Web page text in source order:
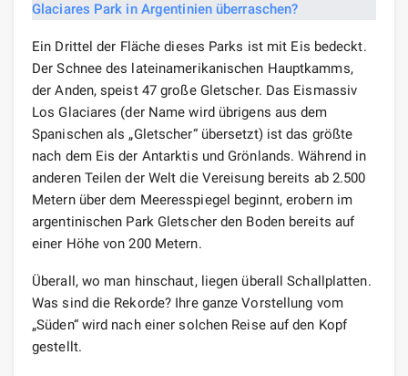
Ein Drittel der Fläche dieses Parks ist mit Eis bedeckt.
Der Schnee des lateinamerikanischen Hauptkamms,
der Anden, speist 47 große Gletscher. Das Eismassiv
Los Glaciares (der Name wird übrigens aus dem
Spanischen als „Gletscher“ übersetzt) ​​ist das größte
nach dem Eis der Antarktis und Grönlands. Während in
anderen Teilen der Welt die Vereisung bereits ab 2.500
Metern über dem Meeresspiegel beginnt, erobern im
argentinischen Park Gletscher den Boden bereits auf
einer Höhe von 200 Metern.
Überall, wo man hinschaut, liegen überall Schallplatten.
Was sind die Rekorde? Ihre ganze Vorstellung vom
„Süden“ wird nach einer solchen Reise auf den Kopf
gestellt.